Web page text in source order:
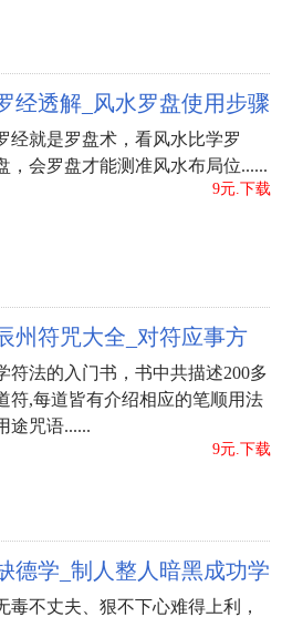
经透解_风水罗盘使用步骤
经就是罗盘术，看风水比学罗
，会罗盘才能测准风水布局位......
9元.下载
州符咒大全_对符应事方
符法的入门书，书中共描述200多
符,每道皆有介绍相应的笔顺用法
途咒语......
9元.下载
德学_制人整人暗黑成功学
毒不丈夫、狠不下心难得上利，